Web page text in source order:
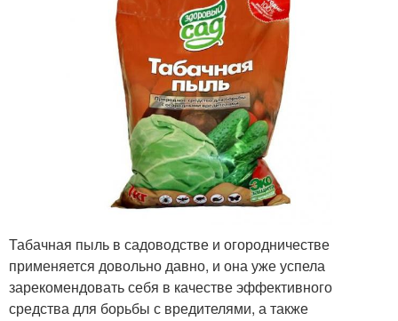
Табачная пыль в садоводстве и огородничестве
применяется довольно давно, и она уже успела
зарекомендовать себя в качестве эффективного
средства для борьбы с вредителями, а также